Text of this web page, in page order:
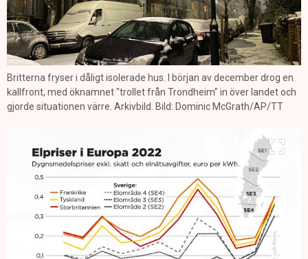
Britterna fryser i dåligt isolerade hus. I början av december drog en
kallfront, med öknamnet "trollet från Trondheim" in över landet och
gjorde situationen värre. Arkivbild. Bild: Dominic McGrath/AP/TT